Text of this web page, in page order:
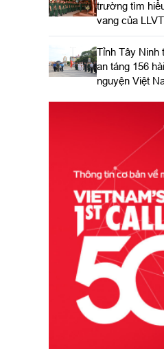
trường tìm
vang của
​Tỉnh Tây Ninh
an táng 156
nguyện Việt